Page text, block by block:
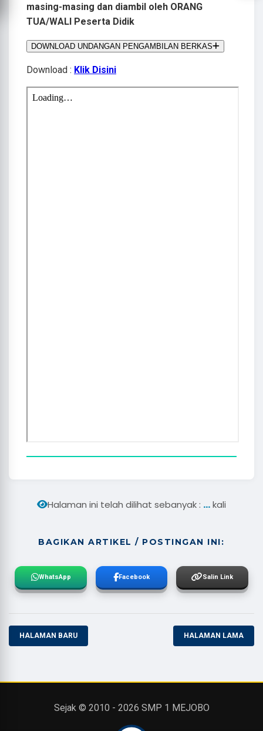
masing-masing dan diambil oleh ORANG
TUA/WALI Peserta Didik
DOWNLOAD UNDANGAN PENGAMBILAN BERKAS
Download : Klik Disini
Halaman ini telah dilihat sebanyak : ...kali
BAGIKAN ARTIKEL / POSTINGAN INI:
WhatsApp Facebook Salin Link
HALAMAN BARU HALAMAN LAMA
Sejak © 2010 - 2026 SMP 1 MEJOBO